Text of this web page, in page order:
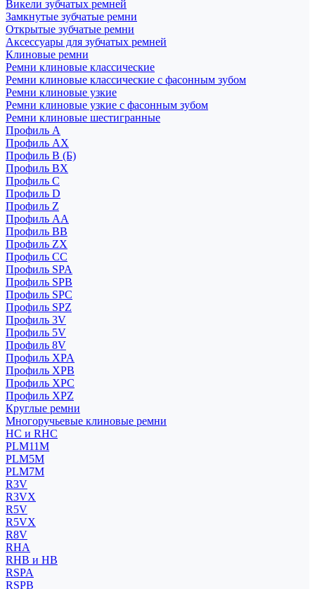
Викели зубчатых ремней
Замкнутые зубчатые ремни
Открытые зубчатые ремни
Аксессуары для зубчатых ремней
Клиновые ремни
Ремни клиновые классические
Ремни клиновые классические с фасонным зубом
Ремни клиновые узкие
Ремни клиновые узкие с фасонным зубом
Ремни клиновые шестигранные
Профиль A
Профиль AX
Профиль B (Б)
Профиль BX
Профиль C
Профиль D
Профиль Z
Профиль АА
Профиль BB
Профиль ZX
Профиль CC
Профиль SPA
Профиль SPB
Профиль SPC
Профиль SPZ
Профиль 3V
Профиль 5V
Профиль 8V
Профиль XPA
Профиль XPB
Профиль XPC
Профиль XPZ
Круглые ремни
Многоручьевые клиновые ремни
HC и RHC
PLM11M
PLM5M
PLM7M
R3V
R3VX
R5V
R5VX
R8V
RHA
RHB и HB
RSPA
RSPB